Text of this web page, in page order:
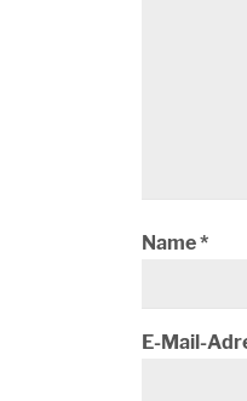
Name*
E-Mail-